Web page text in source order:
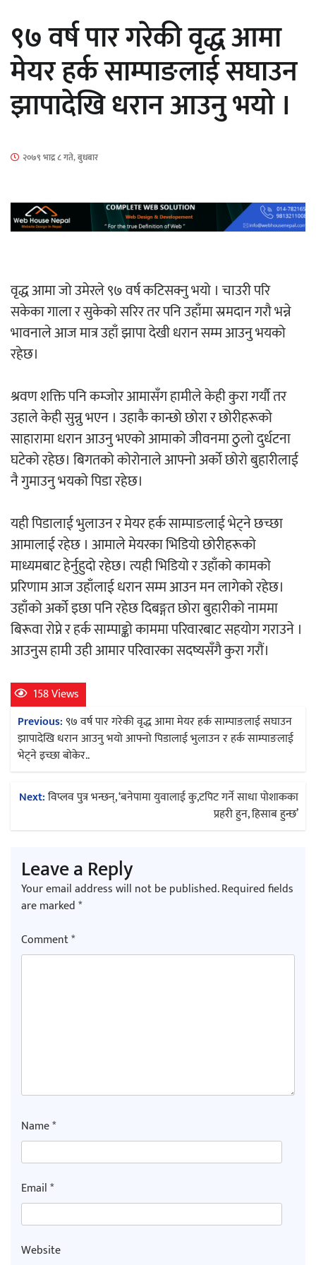
‘ईयुमा डट कम’ले बुधबारदेखि आफ्नो
औपचारिक सेवा सञ्चालनमा
हलमा छैन ‘गौँथली’को टिकट
‘आइतबारको अफिस’ को परिचर्चा सम्पन्न
अर्जुन चन्द्रको ‘संवेदनाका प्रतिध्वनि’
मुक्तकसङ्ग्रह लोकार्पण
‘दुर्गा’ निर्माण गर्दै सम्राट
सम्पन्न
गीति एल्बम ‘जागृति’ लोकार्पण
९७ वर्ष पार गरेकी वृद्ध आमा
मेयर हर्क साम्पाङलाई सघाउन
झापादेखि धरान आउनु भयो ।
२०७९ भाद्र ८ गते, बुधबार
वृद्ध आमा जो उमेरले ९७ वर्ष कटिसक्नु भयो । चाउरी परि
सकेका गाला र सुकेको सरिर तर पनि उहाँमा स्रमदान गरौ भन्ने
भावनाले आज मात्र उहाँ झापा देखी धरान सम्म आउनु भयको
रहेछ।
श्रवण शक्ति पनि कम्जोर आमासँग हामीले केही कुरा गर्यौ तर
उहाले केही सुन्नु भएन । उहाकै कान्छो छोरा र छोरीहरूको
साहारामा धरान आउनु भएको आमाको जीवनमा ठुलो दुर्धटना
घटेको रहेछ। बिगतको कोरोनाले आफ्नो अर्को छोरो बुहारीलाई
नै गुमाउनु भयको पिडा रहेछ।
यही पिडालाई भुलाउन र मेयर हर्क साम्पाङलाई भेट्ने छच्छा
आमालाई रहेछ । आमाले मेयरका भिडियो छोरीहरूको
माध्यमबाट हेर्नुहुदो रहेछ। त्यही भिडियो र उहाँको कामको
प्ररिणाम आज उहाँलाई धरान सम्म आउन मन लागेको रहेछ।
उहाँको अर्को इछा पनि रहेछ दिबङ्गत छोरा बुहारीको नाममा
बिरूवा रोप्ने र हर्क साम्पाङ्को काममा परिवारबाट सहयोग गराउने ।
आउनुस हामी उही आमार परिवारका सदष्यसँगै कुरा गरौं।
158 Views
Post
navigation
Previous:९७ वर्ष पार गरेकी वृद्ध आमा मेयर हर्क साम्पाङलाई सघाउन
झापादेखि धरान आउनु भयो आफ्नो पिडालाई भुलाउन र हर्क साम्पाङलाई
भेट्ने इच्छा बाेकेर..
Next:विप्लव पुत्र भन्छन्, ‘बनेपामा युवालाई कु,टपिट गर्ने साधा पोशाकका
प्रहरी हुन, हिसाब हुन्छ’
Leave a Reply
Your email address will not be published.Required fields
are marked*
Comment*
Name*
Email*
Website